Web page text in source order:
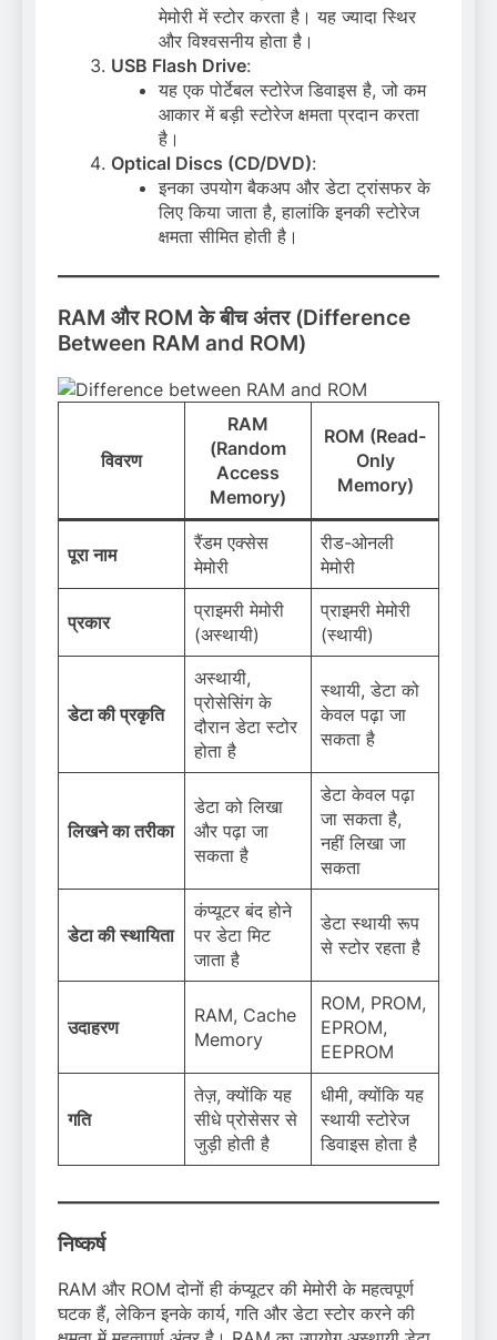
मेमोरी में स्टोर करता है। यह ज्यादा स्थिर
और विश्वसनीय होता है।
USB Flash Drive:
यह एक पोर्टेबल स्टोरेज डिवाइस है, जो कम
आकार में बड़ी स्टोरेज क्षमता प्रदान करता
है।
Optical Discs (CD/DVD):
इनका उपयोग बैकअप और डेटा ट्रांसफर के
लिए किया जाता है, हालांकि इनकी स्टोरेज
क्षमता सीमित होती है।
RAM और ROM के बीच अंतर (Difference
Between RAM and ROM)
विवरण
RAM
(Random
Access
Memory)
ROM (Read-
Only
Memory)
पूरा नाम
रैंडम एक्सेस
मेमोरी
रीड-ओनली
मेमोरी
प्रकार
प्राइमरी मेमोरी
(अस्थायी)
प्राइमरी मेमोरी
(स्थायी)
डेटा की प्रकृति
अस्थायी,
प्रोसेसिंग के
दौरान डेटा स्टोर
होता है
स्थायी, डेटा को
केवल पढ़ा जा
सकता है
लिखने का तरीका
डेटा को लिखा
और पढ़ा जा
सकता है
डेटा केवल पढ़ा
जा सकता है,
नहीं लिखा जा
सकता
डेटा की स्थायिता
कंप्यूटर बंद होने
पर डेटा मिट
जाता है
डेटा स्थायी रूप
से स्टोर रहता है
उदाहरण
RAM, Cache
Memory
ROM, PROM,
EPROM,
EEPROM
गति
तेज़, क्योंकि यह
सीधे प्रोसेसर से
जुड़ी होती है
धीमी, क्योंकि यह
स्थायी स्टोरेज
डिवाइस होता है
निष्कर्ष
RAM और ROM दोनों ही कंप्यूटर की मेमोरी के महत्वपूर्ण
घटक हैं, लेकिन इनके कार्य, गति और डेटा स्टोर करने की